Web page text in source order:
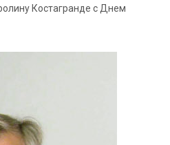
Костагранде с Днем